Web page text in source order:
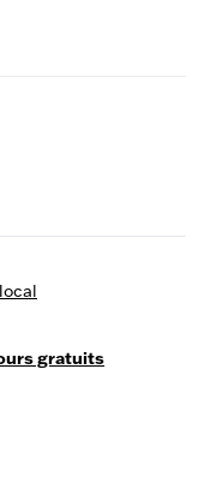
gratuits